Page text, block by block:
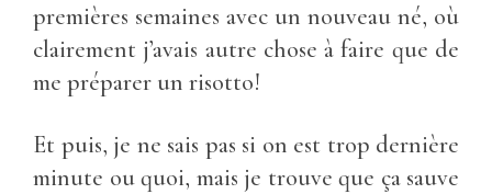
premières semaines avec un nouveau né, où
clairement j’avais autre chose à faire que de
me préparer un risotto!
Et puis, je ne sais pas si on est trop dernière
minute ou quoi, mais je trouve que ça sauve